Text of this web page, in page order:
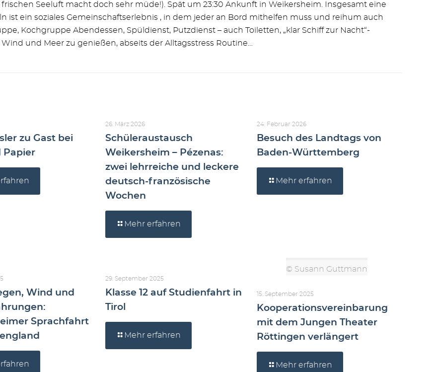
Seeluft macht doch sehr müde!). Spät um 23:30 Ankunft in Weikersheim. Insgesamt eine
ist ein soziales Gemeinschaftserlebnis , in dem jeder an Bord mithelfen muss und reihum auch
Kochgruppe Abendessen, Spüldienst, Putzdienst – auch Toiletten, „klar Schiff zur Nacht“-
und Meer zu genießen, abseits der Alltagsstress Routine…
zu Gast bei
Papier
26. März 2026
Schüleraustausch
Weikersheim – Pézenas:
zwei lehrreiche und leckere
deutsch-französische
Wochen
Mehr erfahren
24. Februar 2026
Besuch des Landtags von
Baden-Württemberg
Mehr erfahren
Wind und
Sprachfahrt
29. September 2025
Klasse 12 auf Studienfahrt in
Tirol
Mehr erfahren
© Susann Guttmann
15. September 2025
Kooperationsvereinbarung
mit dem Jungen Theater
Röttingen verlängert
Mehr erfahren